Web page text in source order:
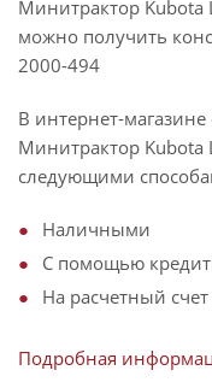
Минитрактор Kubota
можно получить
2000-494
В интернет-
Минитрактор Kubota
следующими
Наличными
С помощью
На расчетный
Подробная